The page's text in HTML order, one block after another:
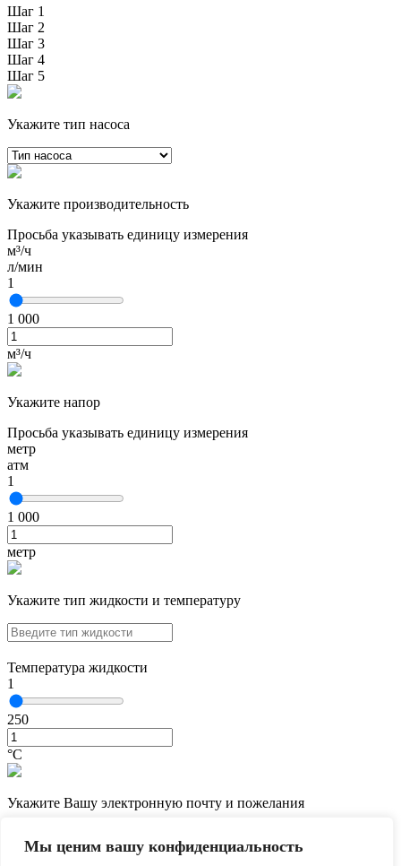
Мы ценим вашу конфиденциальность
Шаг 1
Шаг 2
Шаг 3
Шаг 4
Шаг 5
Укажите тип насоса
Укажите производительность
Просьба указывать единицу измерения
м³/ч
л/мин
1
1 000
м³/ч
Укажите напор
Просьба указывать единицу измерения
метр
атм
1
1 000
метр
Укажите тип жидкости и температуру
Температура жидкости
1
250
°С
Укажите Вашу электронную почту и пожелания